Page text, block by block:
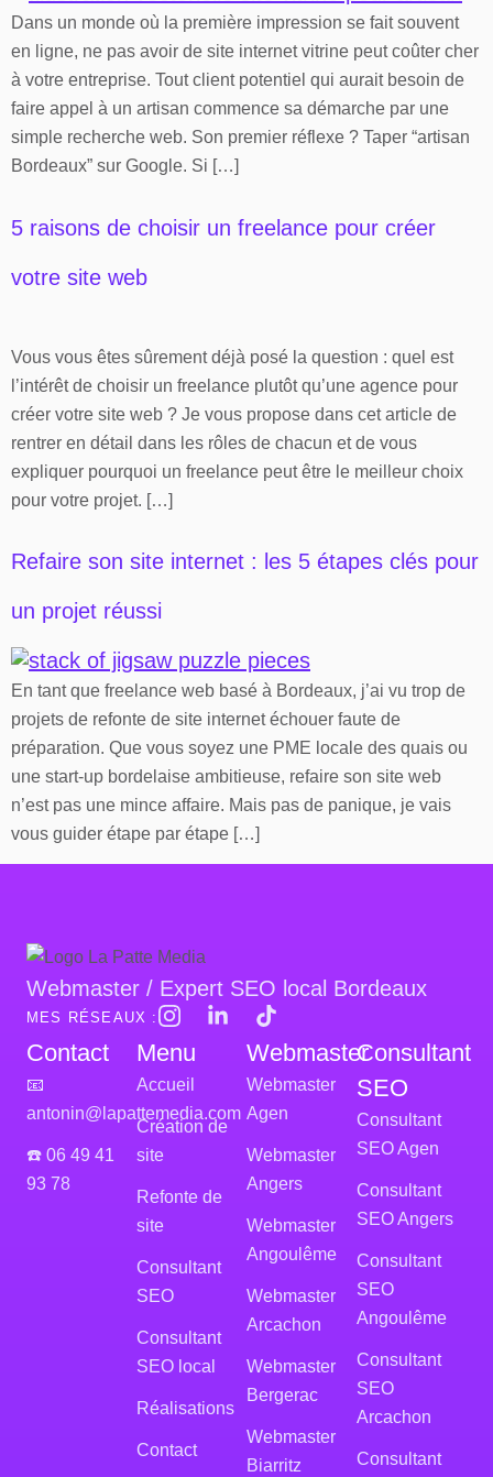
Dans un monde où la première impression se fait souvent
en ligne, ne pas avoir de site internet vitrine peut coûter cher
à votre entreprise. Tout client potentiel qui aurait besoin de
faire appel à un artisan commence sa démarche par une
simple recherche web. Son premier réflexe ? Taper “artisan
Bordeaux” sur Google. Si […]
5 raisons de choisir un freelance pour créer
votre site web
Vous vous êtes sûrement déjà posé la question : quel est
l’intérêt de choisir un freelance plutôt qu’une agence pour
créer votre site web ? Je vous propose dans cet article de
rentrer en détail dans les rôles de chacun et de vous
expliquer pourquoi un freelance peut être le meilleur choix
pour votre projet. […]
Refaire son site internet : les 5 étapes clés pour
un projet réussi
En tant que freelance web basé à Bordeaux, j’ai vu trop de
projets de refonte de site internet échouer faute de
préparation. Que vous soyez une PME locale des quais ou
une start-up bordelaise ambitieuse, refaire son site web
n’est pas une mince affaire. Mais pas de panique, je vais
vous guider étape par étape […]
Webmaster / Expert SEO local Bordeaux
MES RÉSEAUX :
Contact
📧
antonin@lapattemedia.com
☎️ 06 49 41
93 78
Menu
Accueil
Création de
site
Refonte de
site
Consultant
SEO
Consultant
SEO local
Réalisations
Contact
Webmaster
Webmaster
Agen
Webmaster
Angers
Webmaster
Angoulême
Webmaster
Arcachon
Webmaster
Bergerac
Webmaster
Biarritz
Consultant
SEO
Consultant
SEO Agen
Consultant
SEO Angers
Consultant
SEO
Angoulême
Consultant
SEO
Arcachon
Consultant